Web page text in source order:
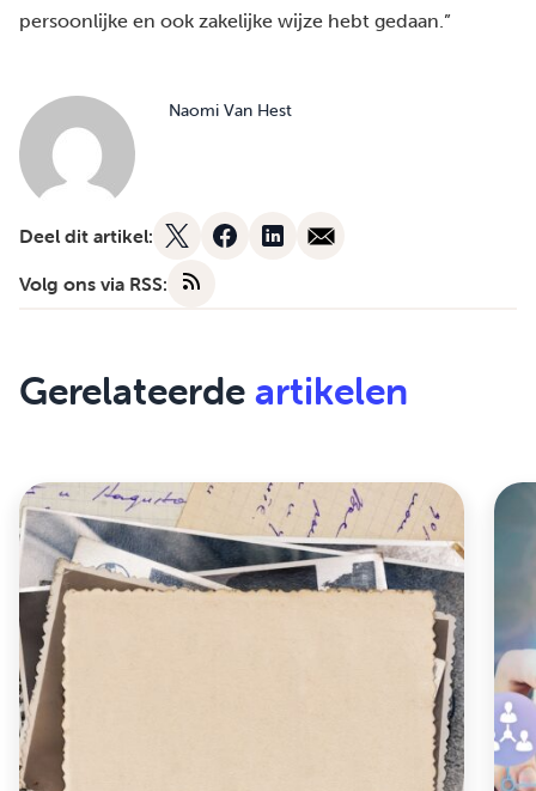
persoonlijke en ook zakelijke wijze hebt gedaan.”
Naomi Van Hest
Deel dit artikel:
Volg ons via RSS:
Gerelateerde artikelen